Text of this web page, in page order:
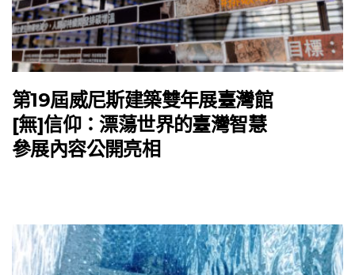
第19屆威尼斯建築雙年展臺灣館
[無]信仰：漂蕩世界的臺灣智慧
參展內容公開亮相